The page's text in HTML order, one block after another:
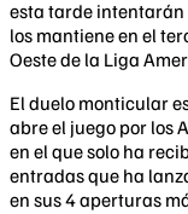
esta tarde intentarán
los mantiene en el
Oeste de la Liga
El duelo monticular
abre el juego por los
en el que solo ha
entradas que ha
en sus 4 aperturas